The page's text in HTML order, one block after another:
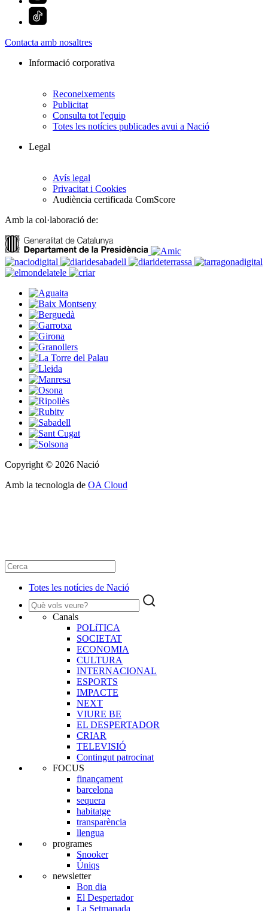
Contacta amb nosaltres
Informació corporativa
Reconeixements
Publicitat
Consulta tot l'equip
Totes les notícies publicades avui a Nació
Legal
Avís legal
Privacitat i Cookies
Audiència certificada ComScore
Amb la col·laboració de:
Copyright © 2026 Nació
Amb la tecnologia de OA Cloud
Totes les notícies de Nació
Canals
POLíTICA
SOCIETAT
ECONOMIA
CULTURA
INTERNACIONAL
ESPORTS
IMPACTE
NEXT
VIURE BE
EL DESPERTADOR
CRIAR
TELEVISIÓ
Contingut patrocinat
FOCUS
finançament
barcelona
sequera
habitatge
transparència
llengua
programes
Snooker
Úniqs
newsletter
Bon dia
El Despertador
La Setmanada